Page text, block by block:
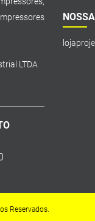
LTDA
Reservados.